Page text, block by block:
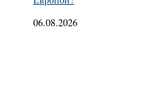
06.08.2026